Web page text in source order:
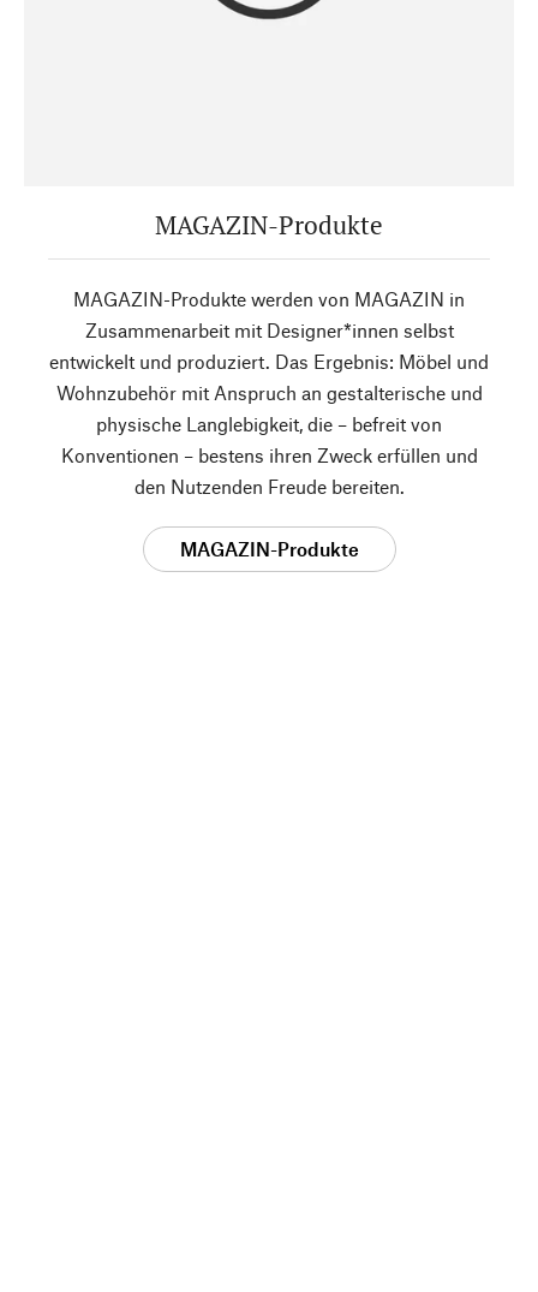
MAGAZIN-Produkte
MAGAZIN-Produkte werden von MAGAZIN in
Zusammenarbeit mit Designer*innen selbst
entwickelt und produziert. Das Ergebnis: Möbel und
Wohnzubehör mit Anspruch an gestalterische und
physische Langlebigkeit, die – befreit von
Konventionen – bestens ihren Zweck erfüllen und
den Nutzenden Freude bereiten.
MAGAZIN-Produkte